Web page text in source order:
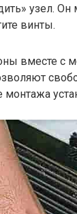
узел.
винты.
вместе с
монтажа